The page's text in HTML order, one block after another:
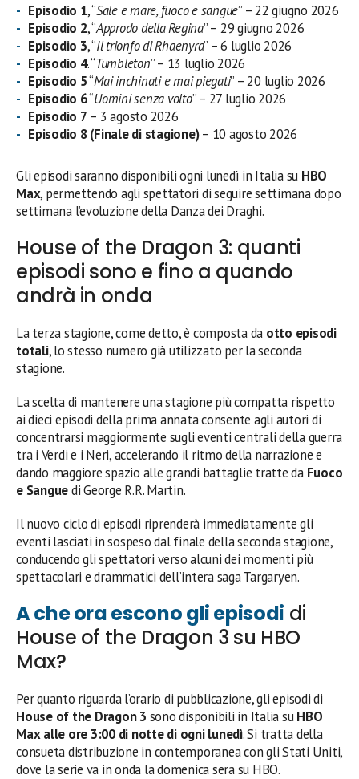
Episodio 1, “Sale e mare, fuoco e sangue” – 22 giugno 2026
Episodio 2, “Approdo della Regina” – 29 giugno 2026
Episodio 3, “Il trionfo di Rhaenyra” – 6 luglio 2026
Episodio 4. “Tumbleton” – 13 luglio 2026
Episodio 5“Mai inchinati e mai piegati” – 20 luglio 2026
Episodio 6“Uomini senza volto” – 27 luglio 2026
Episodio 7 – 3 agosto 2026
Episodio 8 (Finale di stagione)– 10 agosto 2026
Gli episodi saranno disponibili ogni lunedì in Italia su HBO
Max, permettendo agli spettatori di seguire settimana dopo
settimana l’evoluzione della Danza dei Draghi.
House of the Dragon 3: quanti
episodi sono e fino a quando
andrà in onda
La terza stagione, come detto, è composta da otto episodi
totali, lo stesso numero già utilizzato per la seconda
stagione.
La scelta di mantenere una stagione più compatta rispetto
ai dieci episodi della prima annata consente agli autori di
concentrarsi maggiormente sugli eventi centrali della guerra
tra i Verdi e i Neri, accelerando il ritmo della narrazione e
dando maggiore spazio alle grandi battaglie tratte da Fuoco
e Sanguedi George R.R. Martin.
Il nuovo ciclo di episodi riprenderà immediatamente gli
eventi lasciati in sospeso dal finale della seconda stagione,
conducendo gli spettatori verso alcuni dei momenti più
spettacolari e drammatici dell’intera saga Targaryen.
A che ora escono gli episodi di
House of the Dragon 3 su HBO
Max?
Per quanto riguarda l’orario di pubblicazione, gli episodi di
House of the Dragon 3 sono disponibili in Italia suHBO
Max alle ore 3:00 di notte di ogni lunedì. Si tratta della
consueta distribuzione in contemporanea con gli Stati Uniti,
dove la serie va in onda la domenica sera su HBO.